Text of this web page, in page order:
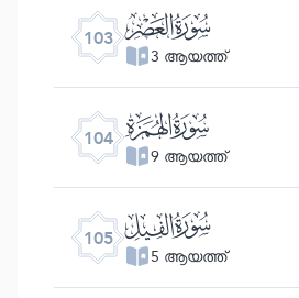
103 ﰔ
3 ആയത്ത്
104 ﰕ
9 ആയത്ത്
105 ﰖ
5 ആയത്ത്